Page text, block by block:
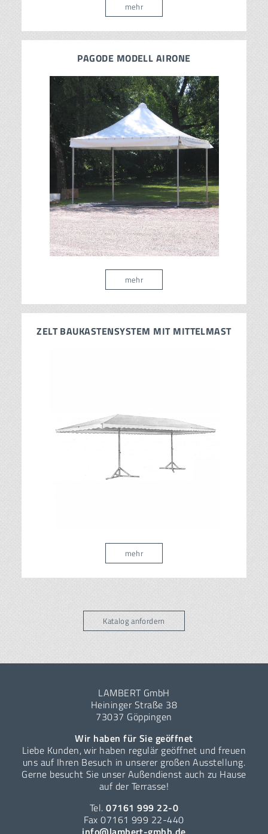
mehr
PAGODE MODELL AIRONE
mehr
ZELT BAUKASTENSYSTEM MIT MITTELMAST
mehr
Katalog anfordern
LAMBERT GmbH
Heininger Straße 38
73037 Göppingen
Wir haben für Sie geöffnet
Liebe Kunden, wir haben regulär geöffnet und freuen
uns auf Ihren Besuch in unserer großen Ausstellung.
Gerne besucht Sie unser Außendienst auch zu Hause
auf der Terrasse!
Tel.07161 999 22-0
Fax 07161 999 22-440